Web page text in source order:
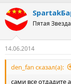
Пятая Звезда
14.06.2014
den_fan сказал(а):
сами все отдадите